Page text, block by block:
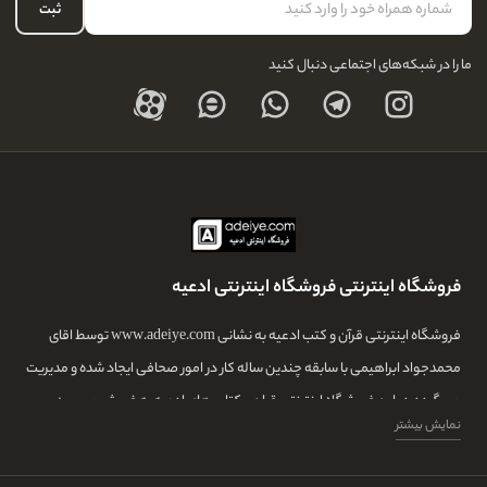
قوانین و مقررات
مجله و بلاگ
سفارشات شما
لیست علاقه‌مندی
حساب کاربری
ثبت
ما را در شبکه‌های اجتماعی دنبال کنید
فروشگاه اینترنتی فروشگاه اینترنتی ادعیه
فروشگاه اینترنتی قرآن و کتب ادعیه به نشانی www.adeiye.com توسط اقای
محمدجواد ابراهیمی با سابقه چندین ساله کار در امور صحافی ایجاد شده و مدیریت
می گردد.در این فروشگاه اینترنتی قران و کتاب های ادعیه به فروش می رسد.
طراحی و الصاق وقف نامه برای مرحومین در ابتدای کتاب ها و قرآن های حزبی هم
نمایش بیشتر